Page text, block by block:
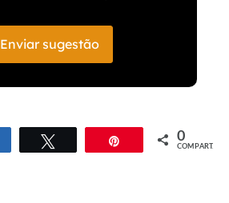
Enviar sugestão
Compartilhar 0
COMPART.